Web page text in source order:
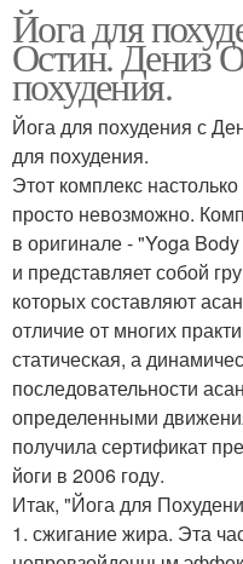
Йога для
Остин. Дениз
похудения.
Йога для похудения с
для похудения.
Этот комплекс
просто невозможно.
в оригинале - "Yoga
и представляет собой
которых составляют
отличие от многих
статическая, а
последовательности
определенными
получила сертификат
йоги в 2006 году.
Итак, "Йога для
1. сжигание жира. Эта